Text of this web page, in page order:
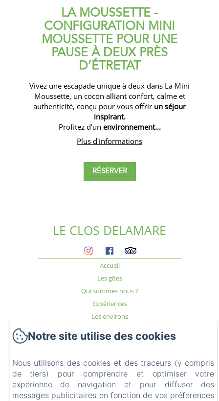
LA MOUSSETTE -
CONFIGURATION MINI
MOUSSETTE POUR UNE
PAUSE À DEUX PRÈS
D’ÉTRETAT
Vivez une escapade unique à deux dans La Mini
Moussette, un cocon alliant confort, calme et
authenticité, conçu pour vous offrir un séjour
inspirant.
Profitez d’un environnement...
Plus d'informations
RÉSERVER
LE CLOS DELAMARE
Accueil
Les gîtes
Qui sommes nous ?
Expériences
Les environs
Blog
Mentions légales
Notre site utilise des cookies
Nous utilisons des cookies et des traceurs (y compris
de tiers) pour comprendre et optimiser votre
expérience de navigation et pour diffuser des
messages publicitaires en fonction de vos préférences